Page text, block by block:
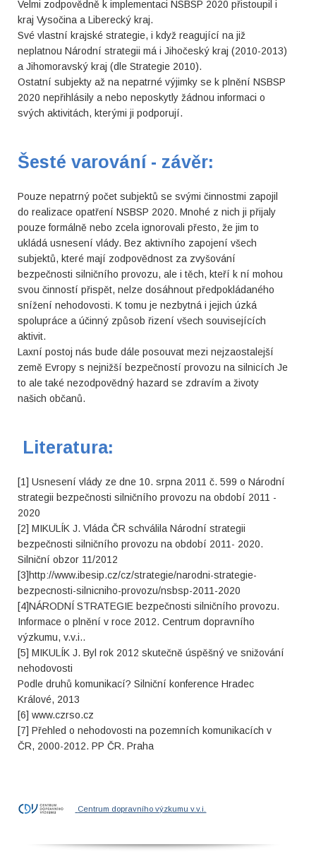
Velmi zodpovědně k implementaci NSBSP 2020 přistoupil i
kraj Vysočina a Liberecký kraj.
Své vlastní krajské strategie, i když reagující na již
neplatnou Národní strategii má i Jihočeský kraj (2010-2013)
a Jihomoravský kraj (dle Strategie 2010).
Ostatní subjekty až na nepatrné výjimky se k plnění NSBSP
2020 nepřihlásily a nebo neposkytly žádnou informaci o
svých aktivitách, kterými ji podporují.
Šesté varování - závěr:
Pouze nepatrný počet subjektů se svými činnostmi zapojil
do realizace opatření NSBSP 2020. Mnohé z nich ji přijaly
pouze formálně nebo zcela ignorovali přesto, že jim to
ukládá usnesení vlády. Bez aktivního zapojení všech
subjektů, které mají zodpovědnost za zvyšování
bezpečnosti silničního provozu, ale i těch, kteří k ní mohou
svou činností přispět, nelze dosáhnout předpokládaného
snížení nehodovosti. K tomu je nezbytná i jejich úzká
spolupráce a účinný způsob řizení všech souvisejících
aktivit.
Laxní postoj nás bude dále posouvat mezi nejzaostalejší
země Evropy s nejnižší bezpečností provozu na silnicích Je
to ale také nezodpovědný hazard se zdravím a životy
našich občanů.
Literatura:
[1] Usnesení vlády ze dne 10. srpna 2011 č. 599 o Národní
strategii bezpečnosti silničního provozu na období 2011 -
2020
[2] MIKULÍK J. Vláda ČR schválila Národní strategii
bezpečnosti silničního provozu na období 2011- 2020.
Silniční obzor 11/2012
[3]http://www.ibesip.cz/cz/strategie/narodni-strategie-
bezpecnosti-silnicniho-provozu/nsbsp-2011-2020
[4]NÁRODNÍ STRATEGIE bezpečnosti silničního provozu.
Informace o plnění v roce 2012. Centrum dopravního
výzkumu, v.v.i..
[5] MIKULÍK J. Byl rok 2012 skutečně úspěšný ve snižování
nehodovosti
Podle druhů komunikací? Silniční konference Hradec
Králové, 2013
[6] www.czrso.cz
[7] Přehled o nehodovosti na pozemních komunikacích v
ČR, 2000-2012. PP ČR. Praha
Centrum dopravního výzkumu v.v.i.